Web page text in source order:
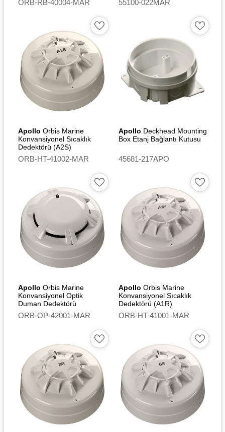
ORB-RB-40004-MAR 55100-022MAR
Apollo Orbis Marine
Konvansiyonel Sıcaklık
Dedektörü (A2S)
ORB-HT-41002-MAR
Apollo Deckhead Mounting
Box Etanj Bağlantı Kutusu
45681-217APO
Apollo Orbis Marine
Konvansiyonel Optik
Duman Dedektörü
ORB-OP-42001-MAR
Apollo Orbis Marine
Konvansiyonel Sıcaklık
Dedektörü (A1R)
ORB-HT-41001-MAR